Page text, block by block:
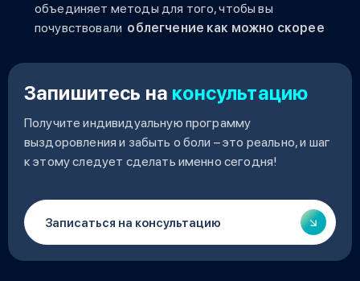
объединяет методы для того, чтобы вы
почувствовали облегчение как можно скорее
Запишитесь на консультацию
Получите индивидуальную программу
выздоровления и забыть о боли – это реально, и шаг
к этому следует сделать именно сегодня!
Записаться на консультацию